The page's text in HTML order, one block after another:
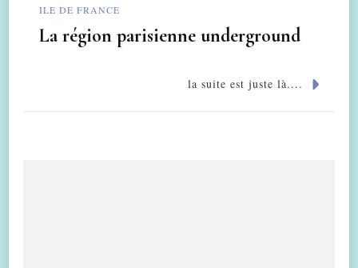
ILE DE FRANCE
La région parisienne underground
la suite est juste là....